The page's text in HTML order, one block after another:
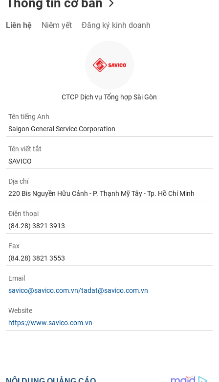
Thông tin cơ bản
Liên hệ Niêm yết Đăng ký kinh doanh
CTCP Dịch vụ Tổng hợp Sài Gòn
Tên tiếng Anh
Saigon General Service Corporation
Tên viết tắt
SAVICO
Địa chỉ
220 Bis Nguyền Hữu Cảnh - P. Thạnh Mỹ Tây - Tp. Hồ Chí Minh
Điện thoại
(84.28) 3821 3913
Fax
(84.28) 3821 3553
Email
savico@savico.com.vn/tadat@savico.com.vn
Website
https://www.savico.com.vn